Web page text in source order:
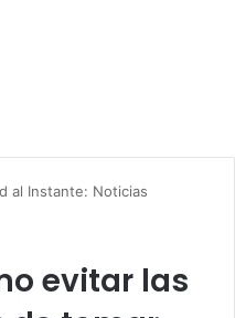
al Instante: Noticias
evitar las